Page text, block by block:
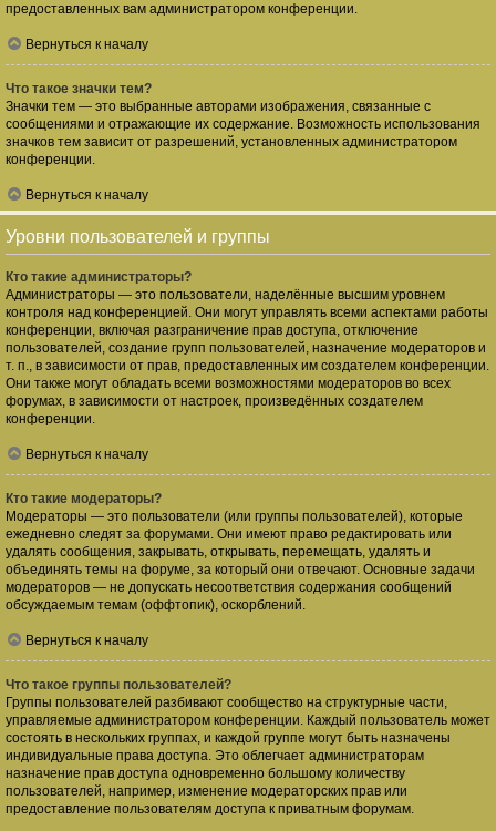
предоставленных вам администратором конференции.
Вернуться к началу
Что такое значки тем?
Значки тем — это выбранные авторами изображения, связанные с
сообщениями и отражающие их содержание. Возможность использования
значков тем зависит от разрешений, установленных администратором
конференции.
Вернуться к началу
Уровни пользователей и группы
Кто такие администраторы?
Администраторы — это пользователи, наделённые высшим уровнем
контроля над конференцией. Они могут управлять всеми аспектами работы
конференции, включая разграничение прав доступа, отключение
пользователей, создание групп пользователей, назначение модераторов и
т. п., в зависимости от прав, предоставленных им создателем конференции.
Они также могут обладать всеми возможностями модераторов во всех
форумах, в зависимости от настроек, произведённых создателем
конференции.
Вернуться к началу
Кто такие модераторы?
Модераторы — это пользователи (или группы пользователей), которые
ежедневно следят за форумами. Они имеют право редактировать или
удалять сообщения, закрывать, открывать, перемещать, удалять и
объединять темы на форуме, за который они отвечают. Основные задачи
модераторов — не допускать несоответствия содержания сообщений
обсуждаемым темам (оффтопик), оскорблений.
Вернуться к началу
Что такое группы пользователей?
Группы пользователей разбивают сообщество на структурные части,
управляемые администратором конференции. Каждый пользователь может
состоять в нескольких группах, и каждой группе могут быть назначены
индивидуальные права доступа. Это облегчает администраторам
назначение прав доступа одновременно большому количеству
пользователей, например, изменение модераторских прав или
предоставление пользователям доступа к приватным форумам.